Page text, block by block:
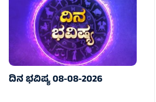
ದಿನ ಭವಿಷ್ಯ 08-08-2026